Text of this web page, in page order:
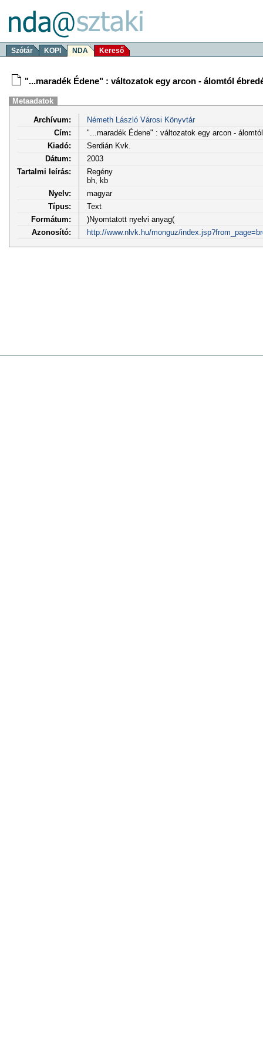
Szótár KOPI NDA Kereső
"...maradék Édene" : változatok egy arcon - álomtól
Metaadatok
Archívum:
Németh László Városi Könyvtár
Cím:
"...maradék Édene" : változatok egy arcon -
Kiadó:
Serdián Kvk.
Dátum:
2003
Tartalmi leírás:
Regény
bh, kb
Nyelv:
magyar
Típus:
Text
Formátum:
)Nyomtatott nyelvi anyag(
Azonosító:
http://www.nlvk.hu/monguz/